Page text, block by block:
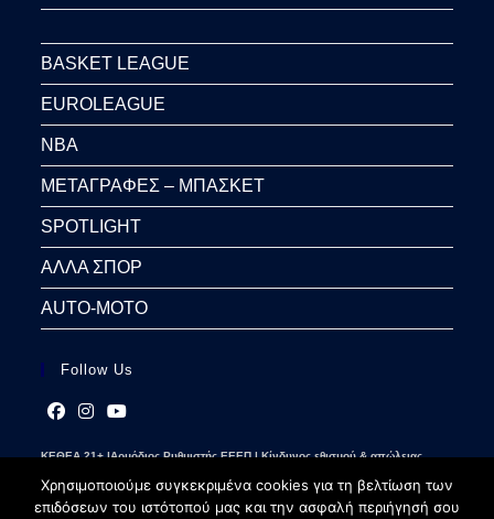
BASKET LEAGUE
EUROLEAGUE
NBA
ΜΕΤΑΓΡΑΦΕΣ – ΜΠΑΣΚΕΤ
SPOTLIGHT
ΑΛΛΑ ΣΠΟΡ
AUTO-MOTO
Follow Us
in
a
new
in
a
new
in
a
new
ΚΕΘΕΑ 21+ |Αρμόδιος Ρυθμιστής ΕΕΕΠ | Κίνδυνος εθισμού & απώλειας
Χρησιμοποιούμε συγκεκριμένα cookies για τη βελτίωση των
επιδόσεων του ιστότοπού μας και την ασφαλή περιήγησή σου